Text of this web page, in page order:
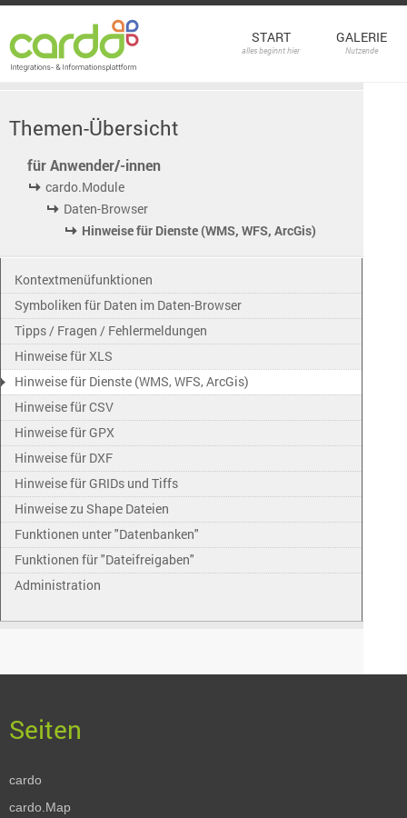
START
alles beginnt hier
GALERIE
Nutzende
Themen-Übersicht
für Anwender/-innen
cardo.Module
Daten-Browser
Hinweise für Dienste (WMS, WFS, ArcGis)
Kontextmenüfunktionen
Symboliken für Daten im Daten-Browser
Tipps / Fragen / Fehlermeldungen
Hinweise für XLS
Hinweise für Dienste (WMS, WFS, ArcGis)
Hinweise für CSV
Hinweise für GPX
Hinweise für DXF
Hinweise für GRIDs und Tiffs
Hinweise zu Shape Dateien
Funktionen unter "Datenbanken"
Funktionen für "Dateifreigaben"
Administration
cardo
cardo.Map